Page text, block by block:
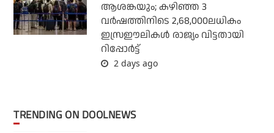
ആശങ്കയും; കഴിഞ്ഞ 3
വര്‍ഷത്തിനിടെ 2,68,000ലധികം
ഇസ്രഈലികള്‍ രാജ്യം വിട്ടതായി
റിപ്പോര്‍ട്ട്
2 days ago
TRENDING ON DOOLNEWS